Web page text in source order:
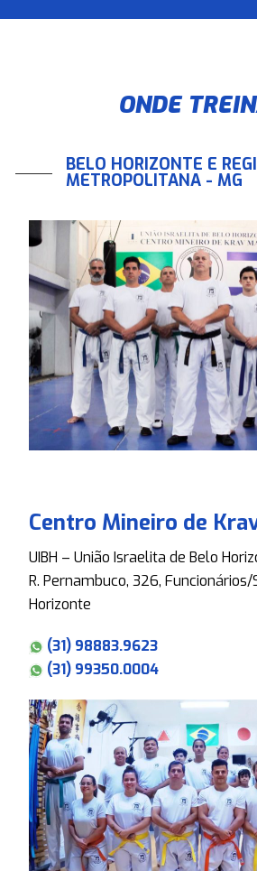
ONDE
BELO HORIZONTE E
METROPOLITANA - MG
Centro Mineiro de
UIBH – União Israelita de Belo
R. Pernambuco, 326, Funcionários/
Horizonte
(31) 98883.9623
(31) 99350.0004